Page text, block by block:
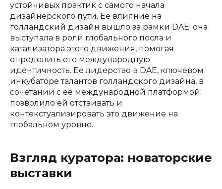
устойчивых практик с самого начала
дизайнерского пути. Ее влияние на
голландский дизайн вышло за рамки DAE; она
выступала в роли глобального посла и
катализатора этого движения, помогая
определить его международную
идентичность. Ее лидерство в DAE, ключевом
инкубаторе талантов голландского дизайна, в
сочетании с ее международной платформой
позволило ей отстаивать и
контекстуализировать это движение на
глобальном уровне.
Взгляд куратора: новаторские
выставки